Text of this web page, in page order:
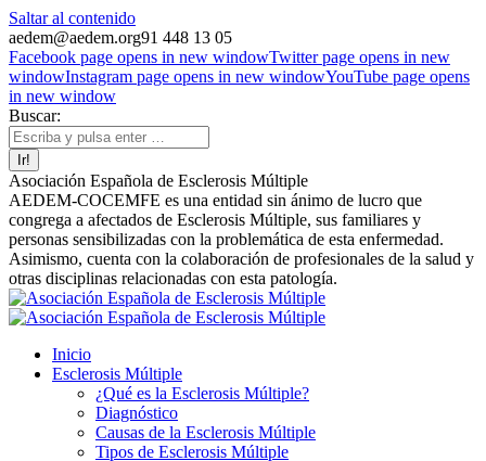
Saltar al contenido
aedem@aedem.org91 448 13 05
Facebook page opens in new windowTwitter page opens in new
windowInstagram page opens in new windowYouTube page opens
in new window
Buscar:
Asociación Española de Esclerosis Múltiple
AEDEM-COCEMFE es una entidad sin ánimo de lucro que
congrega a afectados de Esclerosis Múltiple, sus familiares y
personas sensibilizadas con la problemática de esta enfermedad.
Asimismo, cuenta con la colaboración de profesionales de la salud y
otras disciplinas relacionadas con esta patología.
Inicio
Esclerosis Múltiple
¿Qué es la Esclerosis Múltiple?
Diagnóstico
Causas de la Esclerosis Múltiple
Tipos de Esclerosis Múltiple